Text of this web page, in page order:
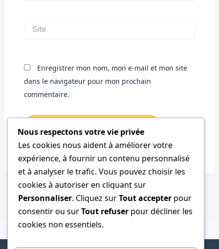
Enregistrer mon nom, mon e-mail et mon site
dans le navigateur pour mon prochain
commentaire.
Nous respectons votre vie privée
Les cookies nous aident à améliorer votre
expérience, à fournir un contenu personnalisé
et à analyser le trafic. Vous pouvez choisir les
cookies à autoriser en cliquant sur
Personnaliser. Cliquez surTout accepter pour
consentir ou surTout refuser pour décliner les
cookies non essentiels.